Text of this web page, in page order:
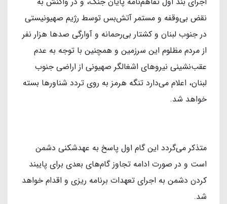
نقض بی‌وقفه و مستمر آتش‌بس توسط رژیم صهیونیستی
در جنوب لبنان و کشتار بی‌رحمانه و آوارگی صدها هزار نفر
از مردم مظلوم این سرزمین و همچنین با توجه به عدم
عقب‌نشینی نیروهای اشغالگر صهیونی از اراضی جنوب
لبنان، اعلام می‌دارد تنگه هرمز به روی تردد شناورها بسته
خواهد شد.
متذکر می‌گردد این گام اول پاسخ به عهدشکنی دشمن
است و در صورت ادامه تجاوز گام‌های بعدی برای پایبند
کردن دشمن به اجرای تعهدات برنامه ریزی و اقدام خواهد
شد.